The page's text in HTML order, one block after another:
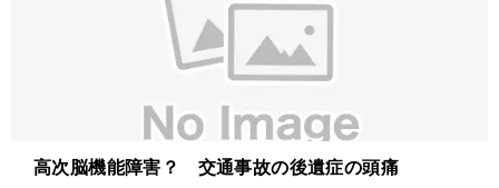
高次脳機能障害？ 交通事故の後遺症の頭痛